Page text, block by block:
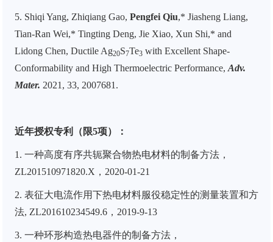
5. Shiqi Yang, Zhiqiang Gao, Pengfei Qiu,* Jiasheng Liang,
Tian-Ran Wei,* Tingting Deng, Jie Xiao, Xun Shi,* and
Lidong Chen, Ductile Ag20S7Te3 with Excellent Shape-
Conformability and High Thermoelectric Performance, Adv.
Mater. 2021, 33, 2007681.
近年授权专利（限5项）：
1. 一种高度有序共轭聚合物热电材料的制备方法，
ZL201510971820.X ， 2020-01-21
2. 表征大电流作用下热电材料服役稳定性的测量装置和方
法, ZL201610234549.6 ， 2019-9-13
3. 一种环形构造热电器件的制备方法，